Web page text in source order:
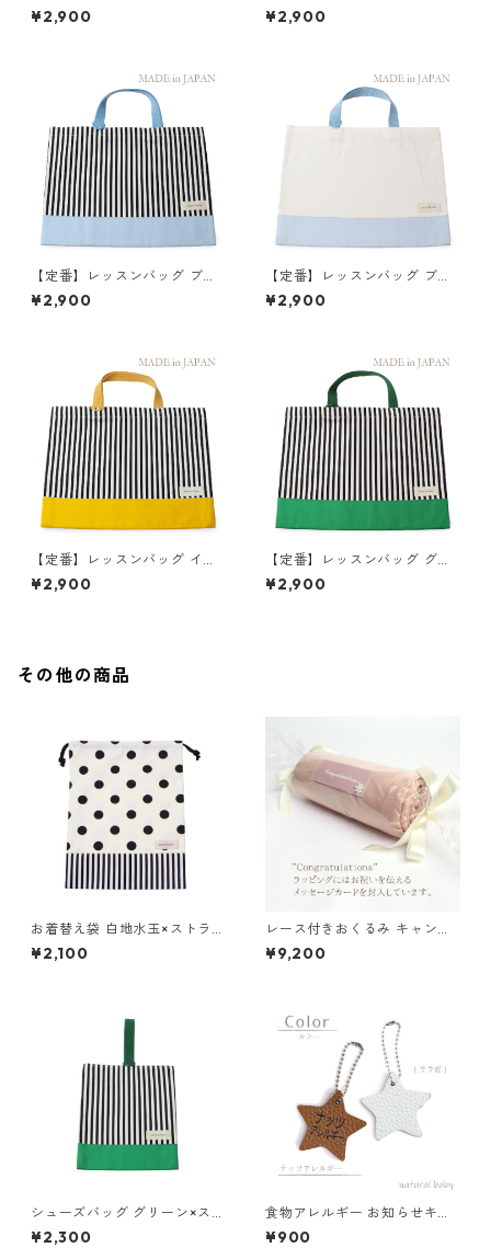
ク×ストライプ 縦30cm×横40
cm
¥2,900 ¥2,900
【定番】レッスンバッグ ブル
ー×ストライプ 縦30cm×横40
cm
¥2,900
【定番】レッスンバッグ ブル
¥2,900
【定番】レッスンバッグ イエ
ロー×ストライプ 縦30cm×横
40cm
¥2,900
【定番】レッスンバッグ グリ
ーン×ストライプ 縦30cm×横
40cm
¥2,900
その他の商品
お着替え袋 白地水玉×ストライ
プ 85-73051-2
¥2,100
レース付きおくるみ キャンデ
ィ アイボリー
¥9,200
シューズバッグ グリーン×スト
ライプ 85-73052-1
¥2,300
食物アレルギー お知らせキー
ホルダー ナッツ 85-00001-1
¥900